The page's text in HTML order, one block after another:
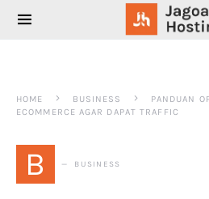
SEARCH FOR:
HOME BUSINESS
PANDUAN
ECOMMERCE AGAR DAPAT TRAFFIC
B BUSINESS